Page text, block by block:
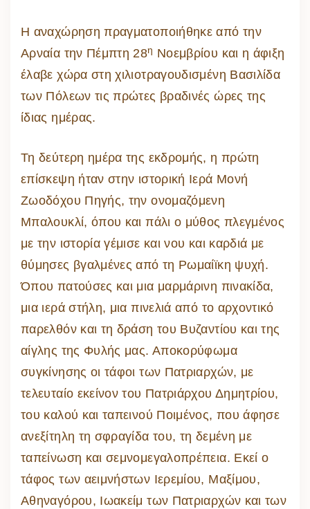
Η αναχώρηση πραγματοποιήθηκε από την
Αρναία την Πέμπτη 28η Νοεμβρίου και η άφιξη
έλαβε χώρα στη χιλιοτραγουδισμένη Βασιλίδα
των Πόλεων τις πρώτες βραδινές ώρες της
ίδιας ημέρας.
Τη δεύτερη ημέρα της εκδρομής, η πρώτη
επίσκεψη ήταν στην ιστορική Ιερά Μονή
Ζωοδόχου Πηγής, την ονομαζόμενη
Μπαλουκλί, όπου και πάλι ο μύθος πλεγμένος
με την ιστορία γέμισε και νου και καρδιά με
θύμησες βγαλμένες από τη Ρωμαίϊκη ψυχή.
Όπου πατούσες και μια μαρμάρινη πινακίδα,
μια ιερά στήλη, μια πινελιά από το αρχοντικό
παρελθόν και τη δράση του Βυζαντίου και της
αίγλης της Φυλής μας. Αποκορύφωμα
συγκίνησης οι τάφοι των Πατριαρχών, με
τελευταίο εκείνον του Πατριάρχου Δημητρίου,
του καλού και ταπεινού Ποιμένος, που άφησε
ανεξίτηλη τη σφραγίδα του, τη δεμένη με
ταπείνωση και σεμνομεγαλοπρέπεια. Εκεί ο
τάφος των αειμνήστων Ιερεμίου, Μαξίμου,
Αθηναγόρου, Ιωακείμ των Πατριαρχών και των